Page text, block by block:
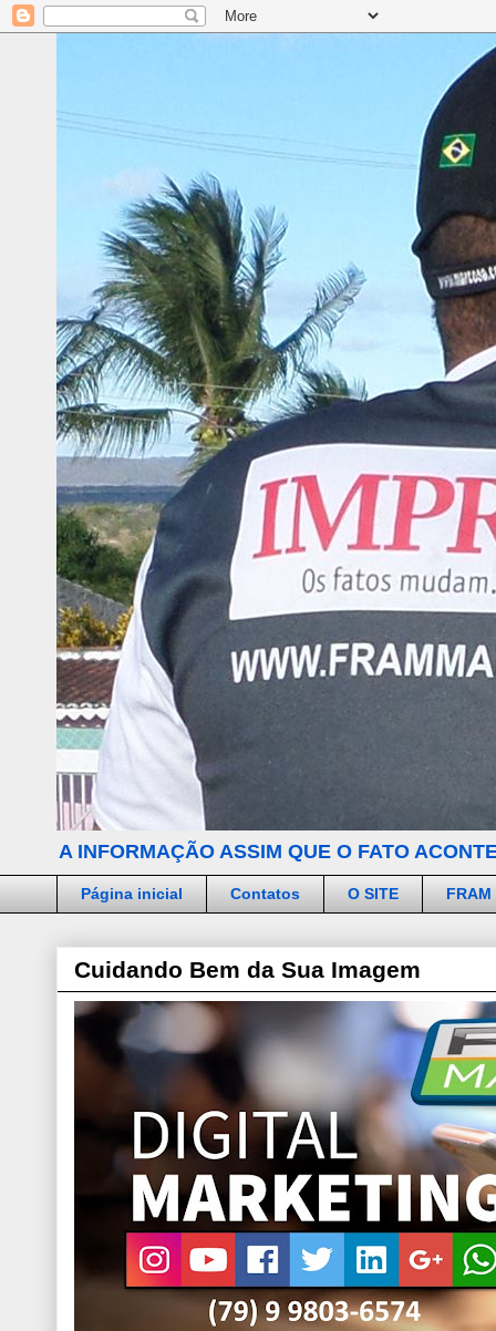
A INFORMAÇÃO ASSIM QUE O FATO
Página inicial Contatos O SITE FRAM
Cuidando Bem da Sua Imagem